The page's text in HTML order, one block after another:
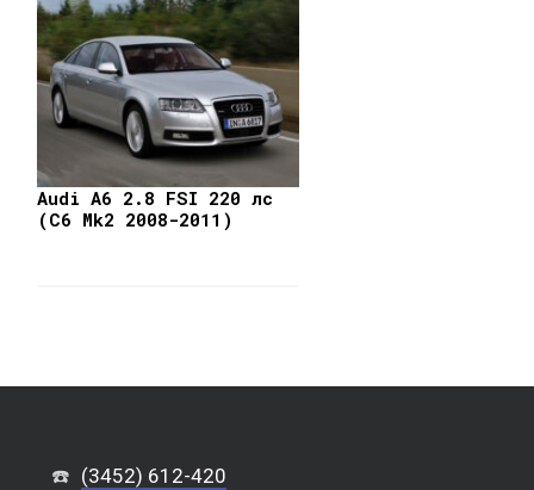
Audi A6 2.8 FSI 220 лс
(C6 Mk2 2008-2011)
☎️ (3452) 612-420